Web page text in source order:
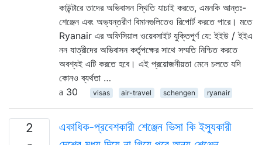
কাউন্টারে তাদের অভিবাসন স্থিতি যাচাই করতে, এমনকি আন্তঃ-
শেঞ্জেন এবং অভ্যন্তরীণ বিমানগুলিতেও রিপোর্ট করতে পারে। মতে
Ryanair এর অফিসিয়াল ওয়েবসাইট যুক্তিপূর্ণ যে: ইইউ / ইইএ
নন যাত্রীদের অভিবাসন কর্তৃপক্ষের সাথে সম্মতি নিশ্চিত করতে
অবশ্যই এটি করতে হবে। এই প্রয়োজনীয়তা মেনে চলতে যদি
কোনও ব্যর্থতা …
30
visas air-travel schengen ryanair
2
একাধিক-প্রবেশকারী শেঞ্জেন ভিসা কি ইস্যুকারী